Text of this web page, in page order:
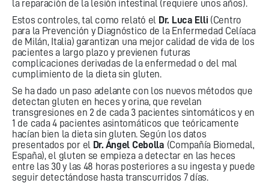
la reparación de la lesión intestinal (requiere unos años).
Estos controles, tal como relató el Dr. Luca Elli(Centro
para la Prevención y Diagnóstico de la Enfermedad Celíaca
de Milán, Italia) garantizan una mejor calidad de vida de los
pacientes a largo plazo y previenen futuras
complicaciones derivadas de la enfermedad o del mal
cumplimiento de la dieta sin gluten.
Se ha dado un paso adelante con los nuevos métodos que
detectan gluten en heces y orina, que revelan
transgresiones en 2 de cada 3 pacientes sintomáticos y en
1 de cada 4 pacientes asintomáticos que teóricamente
hacían bien la dieta sin gluten. Según los datos
presentados por el Dr. Ángel Cebolla (Compañía Biomedal,
España), el gluten se empieza a detectar en las heces
entre las 30 y las 48 horas posteriores a su ingesta y puede
seguir detectándose hasta transcurridos 7 días.